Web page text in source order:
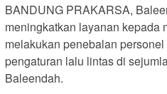
BANDUNG PRAKARSA,
meningkatkan layanan kepada
melakukan penebalan
pengaturan lalu lintas di
Baleendah.